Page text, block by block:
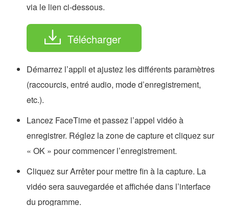
via le lien ci-dessous.
Télécharger
Démarrez l’appli et ajustez les différents paramètres
(raccourcis, entré audio, mode d’enregistrement,
etc.).
Lancez FaceTime et passez l’appel vidéo à
enregistrer. Réglez la zone de capture et cliquez sur
« OK » pour commencer l’enregistrement.
Cliquez sur Arrêter pour mettre fin à la capture. La
vidéo sera sauvegardée et affichée dans l’interface
du programme.